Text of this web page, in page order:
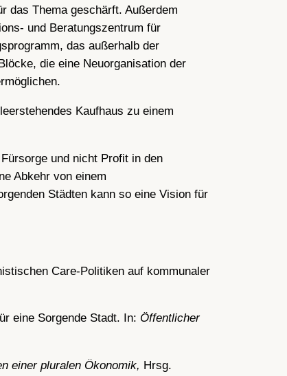
das Thema geschärft. Außerdem
und Beratungszentrum für
das außerhalb der
die eine Neuorganisation der
Kaufhaus zu einem
und nicht Profit in den
Abkehr von einem
Städten kann so eine Vision für
Care-Politiken auf kommunaler
eine Sorgende Stadt. In: Öffentlicher
einer pluralen Ökonomik, Hrsg.